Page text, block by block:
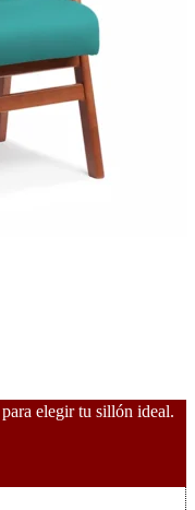
elegir tu sillón ideal.